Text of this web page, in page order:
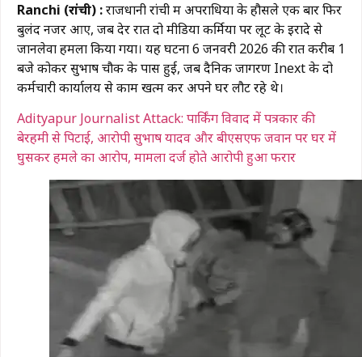
Ranchi (रांची) :राजधानी रांची में अपराधियों के हौसले एक बार फिर
बुलंद नजर आए, जब देर रात दो मीडिया कर्मियों पर लूट के इरादे से
जानलेवा हमला किया गया। यह घटना 6 जनवरी 2026 की रात करीब 1
बजे कोकर सुभाष चौक के पास हुई, जब दैनिक जागरण Inext के दो
कर्मचारी कार्यालय से काम खत्म कर अपने घर लौट रहे थे।
Adityapur Journalist Attack: पार्किंग विवाद में पत्रकार की
बेरहमी से पिटाई, आरोपी सुभाष यादव और बीएसएफ जवान पर घर में
घुसकर हमले का आरोप, मामला दर्ज होते आरोपी हुआ फरार